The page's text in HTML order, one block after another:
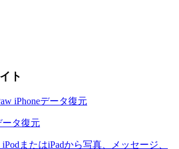
ト
ータ復元
iPodまたはiPadから写真、メッセージ、